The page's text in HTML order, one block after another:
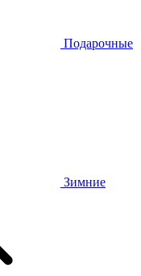
Подарочные
Зимние